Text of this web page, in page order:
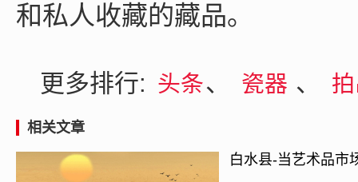
和私人收藏的藏品。
更多排行: 头条、 瓷器 、
相关文章
白水县-当艺术品市